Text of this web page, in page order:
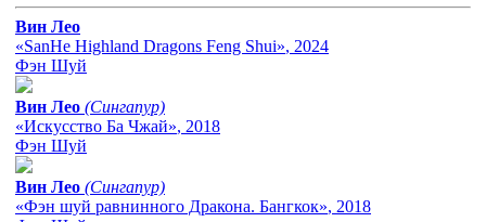
Вин Лео
«SanHe Highland Dragons Feng Shui», 2024
Фэн Шуй
Вин Лео (Сингапур)
«Искусство Ба Чжай», 2018
Фэн Шуй
Вин Лео (Сингапур)
«Фэн шуй равнинного Дракона. Бангкок», 2018